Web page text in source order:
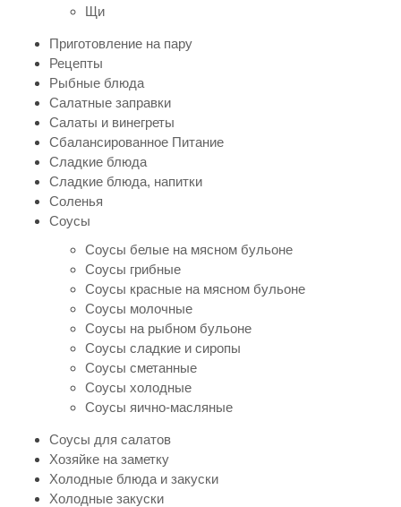
Щи
Приготовление на пару
Рецепты
Рыбные блюда
Салатные заправки
Салаты и винегреты
Сбалансированное Питание
Сладкие блюда
Сладкие блюда, напитки
Соленья
Соусы
Соусы белые на мясном бульоне
Соусы грибные
Соусы красные на мясном бульоне
Соусы молочные
Соусы на рыбном бульоне
Соусы сладкие и сиропы
Соусы сметанные
Соусы холодные
Соусы яично-масляные
Соусы для салатов
Хозяйке на заметку
Холодные блюда и закуски
Холодные закуски